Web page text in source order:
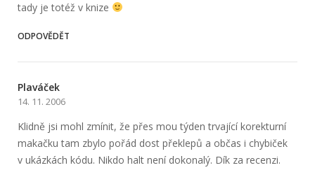
tady je totéž v knize
ODPOVĚDĚT
Plaváček
14. 11. 2006
Klidně jsi mohl zmínit, že přes mou týden trvající korekturní
makačku tam zbylo pořád dost překlepů a občas i chybiček
v ukázkách kódu. Nikdo halt není dokonalý. Dík za recenzi.